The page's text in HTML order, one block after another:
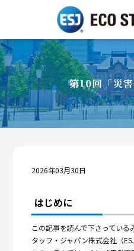
第10回「災
2026年03月30日
はじめに
この記事を読んで下さってい
タッフ・ジャパン株式会社（